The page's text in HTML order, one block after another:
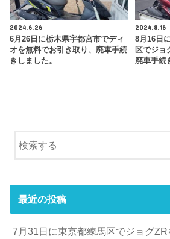
2024.6.26
6月26日に栃木県宇都宮市でディ
オを無料でお引き取り、廃車手続
きしました。
2024.8.16
8月16日
区でジョ
廃車手続
最近の投稿
7月31日に東京都練馬区でジョグ